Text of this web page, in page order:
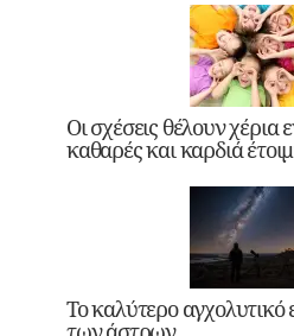
Οι σχέσεις θέλουν χέρια
καθαρές και καρδιά
Το καλύτερο αγχολυτικό